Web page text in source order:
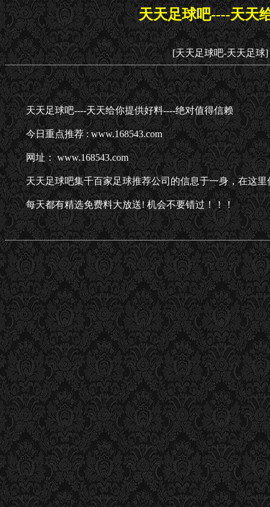
天天足球吧----天天
[天天足球吧-天天足球]
天天足球吧----天天给你提供好料----绝对值得信赖
今日重点推荐 : www.168543.com
网址： www.168543.com
天天足球吧集千百家足球推荐公司的信息于一身，在这
每天都有精选免费料大放送! 机会不要错过！！！